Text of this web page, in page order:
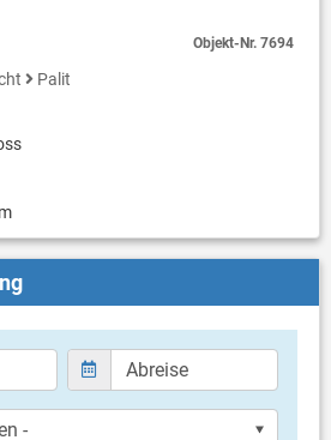
Palit
Objekt-Nr. 7694